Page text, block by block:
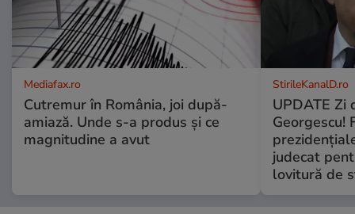
Mediafax.ro
Cutremur în România, joi după-
amiază. Unde s-a produs și ce
magnitudine a avut
StirileKanalD.ro
UPDATE Zi
Georgescu!
judecat
lovitură de